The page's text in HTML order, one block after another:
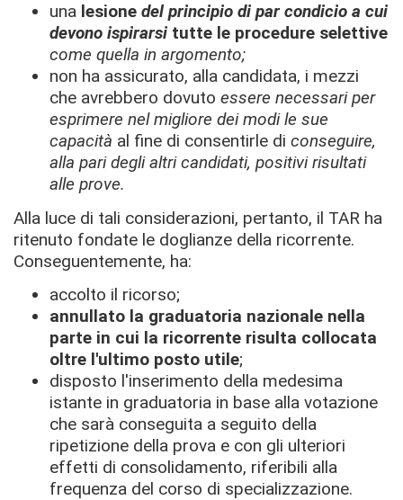
una lesione del principio di par condicio a cui
devono ispirarsi tutte le procedure selettive
come quella in argomento;
non ha assicurato, alla candidata, i mezzi
che avrebbero dovuto essere necessari per
esprimere nel migliore dei modi le sue
capacità al fine di consentirle di conseguire,
alla pari degli altri candidati, positivi risultati
alle prove.
Alla luce di tali considerazioni, pertanto, il TAR ha
ritenuto fondate le doglianze della ricorrente.
Conseguentemente, ha:
accolto il ricorso;
annullato la graduatoria nazionale nella
parte in cui la ricorrente risulta collocata
oltre l'ultimo posto utile;
disposto l'inserimento della medesima
istante in graduatoria in base alla votazione
che sarà conseguita a seguito della
ripetizione della prova e con gli ulteriori
effetti di consolidamento, riferibili alla
frequenza del corso di specializzazione.